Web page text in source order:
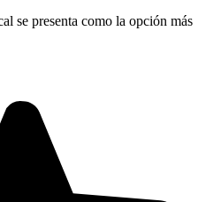
se presenta como la opción más